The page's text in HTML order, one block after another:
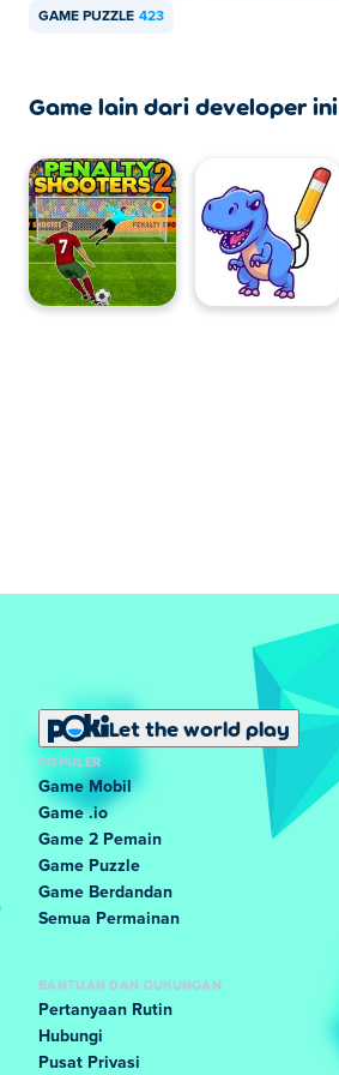
GAME PUZZLE 423
Game lain dari developer ini
Let the world play
POPULER
Game Mobil
Game .io
Game 2 Pemain
Game Puzzle
Game Berdandan
Semua Permainan
BANTUAN DAN DUKUNGAN
Pertanyaan Rutin
Hubungi
Pusat Privasi